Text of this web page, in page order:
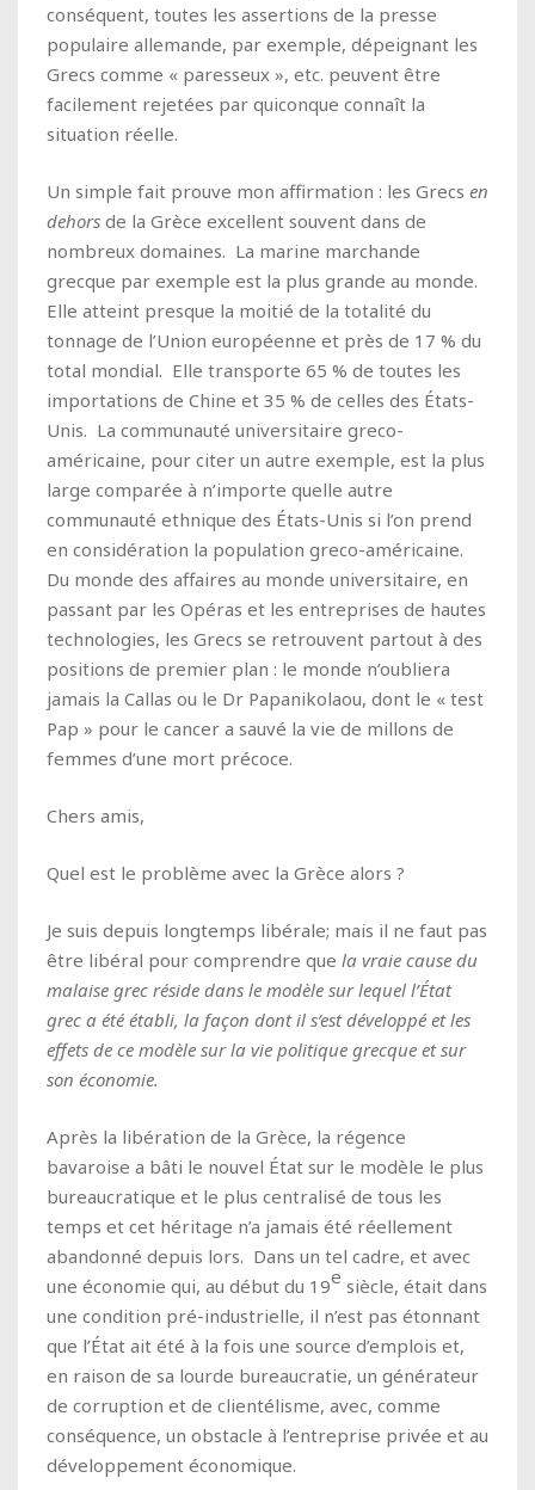
conséquent, toutes les assertions de la presse
populaire allemande, par exemple, dépeignant les
Grecs comme « paresseux », etc. peuvent être
facilement rejetées par quiconque connaît la
situation réelle.
Un simple fait prouve mon affirmation : les Grecs en
dehors de la Grèce excellent souvent dans de
nombreux domaines. La marine marchande
grecque par exemple est la plus grande au monde.
Elle atteint presque la moitié de la totalité du
tonnage de l’Union européenne et près de 17 % du
total mondial. Elle transporte 65 % de toutes les
importations de Chine et 35 % de celles des États-
Unis. La communauté universitaire greco-
américaine, pour citer un autre exemple, est la plus
large comparée à n’importe quelle autre
communauté ethnique des États-Unis si l’on prend
en considération la population greco-américaine.
Du monde des affaires au monde universitaire, en
passant par les Opéras et les entreprises de hautes
technologies, les Grecs se retrouvent partout à des
positions de premier plan : le monde n’oubliera
jamais la Callas ou le Dr Papanikolaou, dont le « test
Pap » pour le cancer a sauvé la vie de millons de
femmes d’une mort précoce.
Chers amis,
Quel est le problème avec la Grèce alors ?
Je suis depuis longtemps libérale; mais il ne faut pas
être libéral pour comprendre que la vraie cause du
malaise grec réside dans le modèle sur lequel l’État
grec a été établi, la façon dont il s’est développé et les
effets de ce modèle sur la vie politique grecque et sur
son économie.
Après la libération de la Grèce, la régence
bavaroise a bâti le nouvel État sur le modèle le plus
bureaucratique et le plus centralisé de tous les
temps et cet héritage n’a jamais été réellement
abandonné depuis lors. Dans un tel cadre, et avec
une économie qui, au début du 19e siècle, était dans
une condition pré-industrielle, il n’est pas étonnant
que l’État ait été à la fois une source d’emplois et,
en raison de sa lourde bureaucratie, un générateur
de corruption et de clientélisme, avec, comme
conséquence, un obstacle à l’entreprise privée et au
développement économique.